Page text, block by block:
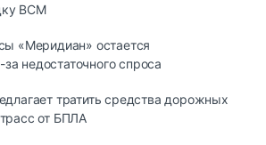
ВСМ
«Меридиан» остается
недостаточного спроса
тратить средства дорожных
от БПЛА